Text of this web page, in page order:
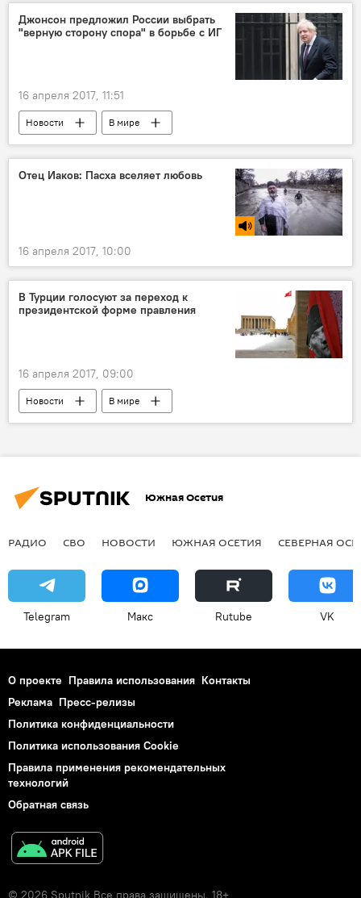
Джонсон предложил России выбрать
"верную сторону спора" в борьбе с ИГ
16 апреля 2017, 11:51
Новости В мире
Отец Иаков: Пасха вселяет любовь
16 апреля 2017, 10:00
В Турции голосуют за переход к
президентской форме правления
16 апреля 2017, 09:00
Новости В мире
Южная Осетия
РАДИО СВО НОВОСТИ ЮЖНАЯ ОСЕТИЯ СЕВЕРНАЯ
Telegram Макс Rutube VK
О проекте Правила использования Контакты
Реклама Пресс-релизы
Политика конфиденциальности
Политика использования Cookie
Правила применения рекомендательных
технологий
Обратная связь
© 2026 Sputnik Все права защищены. 18+